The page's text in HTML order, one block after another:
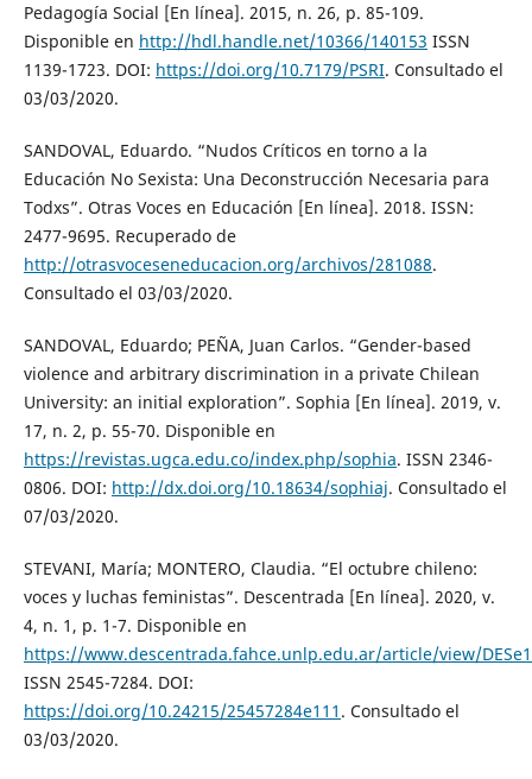
Pedagogía Social [En línea]. 2015, n. 26, p. 85-109.
Disponible en http://hdl.handle.net/10366/140153 ISSN
1139-1723. DOI: https://doi.org/10.7179/PSRI. Consultado el
03/03/2020.
SANDOVAL, Eduardo. “Nudos Críticos en torno a la
Educación No Sexista: Una Deconstrucción Necesaria para
Todxs”. Otras Voces en Educación [En línea]. 2018. ISSN:
2477-9695. Recuperado de
http://otrasvoceseneducacion.org/archivos/281088.
Consultado el 03/03/2020.
SANDOVAL, Eduardo; PEÑA, Juan Carlos. “Gender-based
violence and arbitrary discrimination in a private Chilean
University: an initial exploration”. Sophia [En línea]. 2019, v.
17, n. 2, p. 55-70. Disponible en
https://revistas.ugca.edu.co/index.php/sophia. ISSN 2346-
0806. DOI: http://dx.doi.org/10.18634/sophiaj. Consultado el
07/03/2020.
STEVANI, María; MONTERO, Claudia. “El octubre chileno:
voces y luchas feministas”. Descentrada [En línea]. 2020, v.
4, n. 1, p. 1-7. Disponible en
https://www.descentrada.fahce.unlp.edu.ar/article/view/
ISSN 2545-7284. DOI:
https://doi.org/10.24215/25457284e111 . Consultado el
03/03/2020.